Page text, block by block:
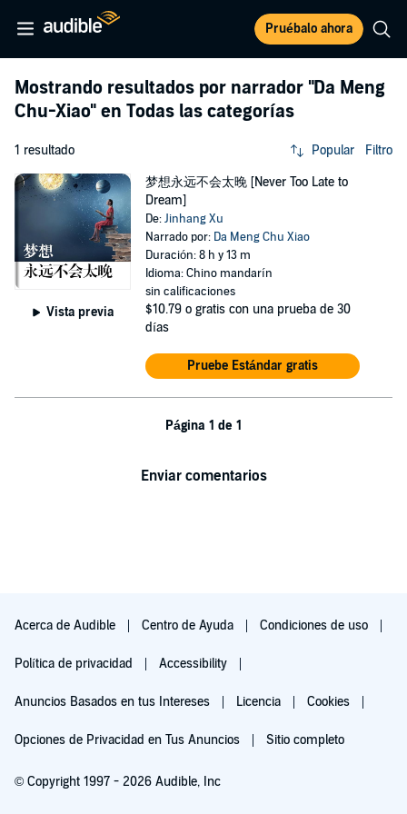
Pruébalo ahora
Mostrando resultados por narrador "Da Meng
Chu-Xiao" en Todas las categorías
1 resultado Popular Filtro
Vista previa
梦想永远不会太晚 [Never Too Late to
Dream]
De:Jinhang Xu
Narrado por: Da Meng Chu Xiao
Duración: 8 h y 13 m
Idioma: Chino mandarín
sin calificaciones
$10.79 o gratis con una prueba de 30
días
Pruebe Estándar gratis
Página 1 de 1
Enviar comentarios
Acerca de Audible Centro de Ayuda Condiciones de uso
Política de privacidad Accessibility
Anuncios Basados en tus Intereses Licencia Cookies
Opciones de Privacidad en Tus Anuncios Sitio completo
© Copyright 1997 - 2026 Audible, Inc